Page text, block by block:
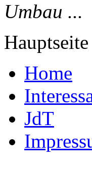
Umbau ...
Hauptseite
Home
JdT